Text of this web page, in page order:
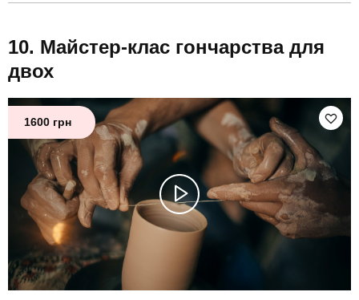
Майстер-клас гончарства для
двох
1600 грн